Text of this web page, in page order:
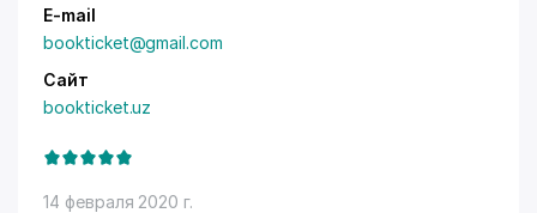
E-mail
bookticket@gmail.com
Сайт
bookticket.uz
14 февраля 2020 г.